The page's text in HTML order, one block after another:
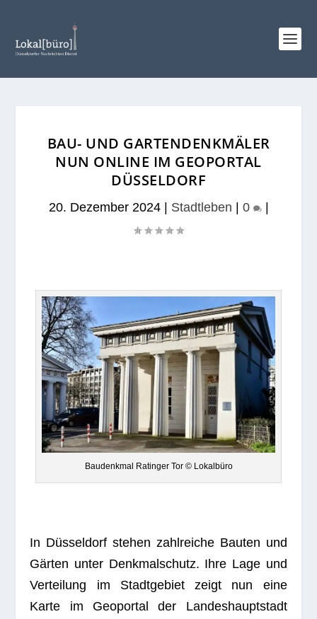
BAU- UND GARTENDENKMÄLER
NUN ONLINE IM GEOPORTAL
DÜSSELDORF
20. Dezember 2024| Stadtleben 0 |
Bau­denk­mal Ratin­ger Tor © Lokalbüro
In Düs­sel­dorf ste­hen zahl­rei­che Bau­ten und
Gär­ten unter Denk­mal­schutz. Ihre Lage und
Ver­tei­lung im Stadt­ge­biet zeigt nun eine
Karte im Geo­por­tal der Lan­des­haupt­stadt